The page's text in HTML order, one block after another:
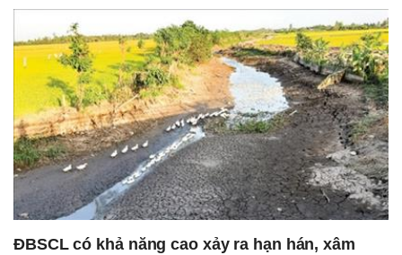
ĐBSCL có khả năng cao xảy ra hạn hán, xâm